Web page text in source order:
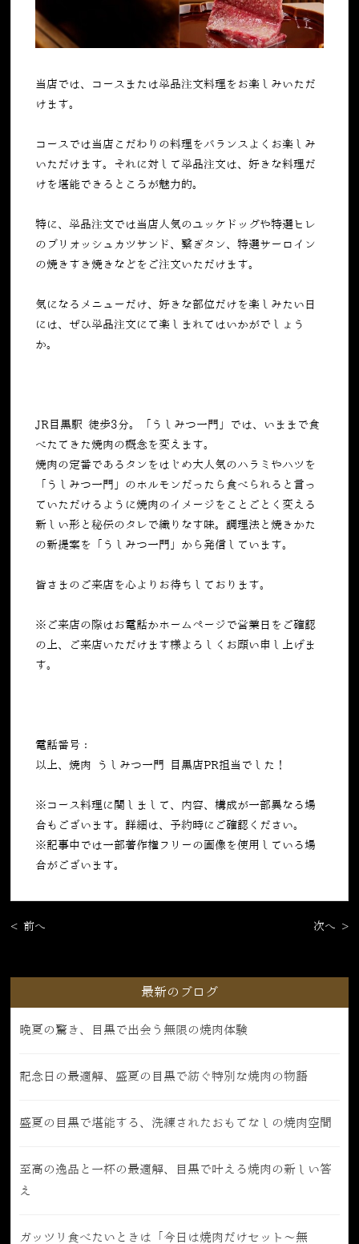
当店では、コースまたは単品注文料理をお楽しみいただ
けます。
コースでは当店こだわりの料理をバランスよくお楽しみ
いただけます。それに対して単品注文は、好きな料理だ
けを堪能できるところが魅力的。
特に、単品注文では当店人気のユッケドッグや特選ヒレ
のブリオッシュカツサンド、繋ぎタン、特選サーロイン
の焼きすき焼き などをご注文いただけます。
気になるメニューだけ、好きな部位だけを楽しみたい日
には、ぜひ単品注文にて楽しまれてはいかがでしょう
か。
JR目黒駅 徒歩3分。「うしみつ一門」では、いままで食
べたてきた焼肉の概念を変えます。
焼肉の定番であるタンをはじめ大人気のハラミやハツを
「うしみつ一門」のホルモンだったら食べられると言っ
ていただけるように焼肉のイメージをことごとく変える
新しい形と秘伝のタレで織りなす味。調理法と焼きかた
の新提案を「うしみつ一門」から発信しています。
皆さまのご来店を心よりお待ちしております。
※ご来店の際はお電話かホームページで営業日をご確認
の上、ご来店いただけます様よろしくお願い申し上げま
す。
電話番号：
以上、焼肉 うしみつ一門 目黒店PR担当でした！
※コース料理に関しまして、内容、構成が一部異なる場
合もございます。詳細は、予約時にご確認ください。
※記事中では一部著作権フリーの画像を使用している場
合がございます。
< 前へ 次へ >
最新のブログ
晩夏の驚き、目黒で出会う無限の焼肉体験
記念日の最適解、盛夏の目黒で紡ぐ特別な焼肉の物語
盛夏の目黒で堪能する、洗練されたおもてなしの焼肉空間
至高の逸品と一杯の最適解、目黒で叶える焼肉の新しい答
え
ガッツリ食べたいときは「今日は焼肉だけセット〜無